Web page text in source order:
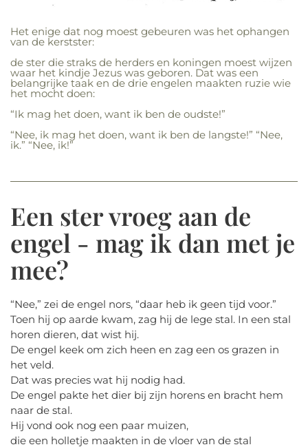
Het enige dat nog moest gebeuren was het ophangen
van de kerstster:
de ster die straks de herders en koningen moest wijzen
waar het kindje Jezus was geboren. Dat was een
belangrijke taak en de drie engelen maakten ruzie wie
het mocht doen:
“Ik mag het doen, want ik ben de oudste!”
“Nee, ik mag het doen, want ik ben de langste!” “Nee,
ik.” “Nee, ik!”
Een ster vroeg aan de
engel - mag ik dan met je
mee?
“Nee,” zei de engel nors, “daar heb ik geen tijd voor.”
Toen hij op aarde kwam, zag hij de lege stal. In een stal
horen dieren, dat wist hij.
De engel keek om zich heen en zag een os grazen in
het veld.
Dat was precies wat hij nodig had.
De engel pakte het dier bij zijn horens en bracht hem
naar de stal.
Hij vond ook nog een paar muizen,
die een holletje maakten in de vloer van de stal